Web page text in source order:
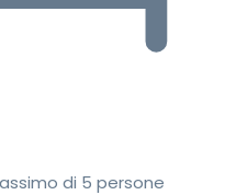
di 5 persone